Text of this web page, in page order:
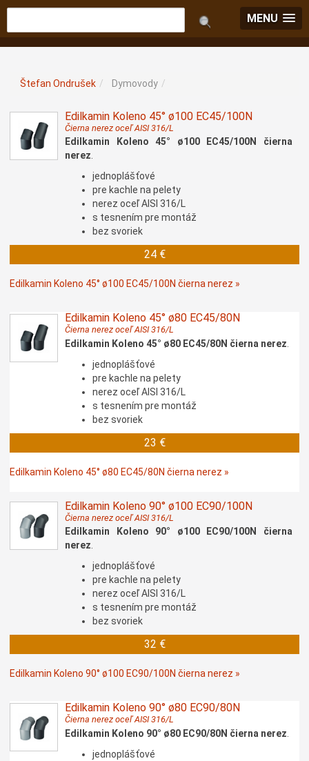
MENU
Štefan Ondrušek / Dymovody /
Edilkamin Koleno 45° ø100 EC45/100N
Čierna nerez oceľ AISI 316/L
Edilkamin Koleno 45° ø100 EC45/100N čierna
nerez.
jednoplášťové
pre kachle na pelety
nerez oceľ AISI 316/L
s tesnením pre montáž
bez svoriek
24 €
Edilkamin Koleno 45° ø100 EC45/100N čierna nerez »
Edilkamin Koleno 45° ø80 EC45/80N
Čierna nerez oceľ AISI 316/L
Edilkamin Koleno 45° ø80 EC45/80N čierna nerez
jednoplášťové
pre kachle na pelety
nerez oceľ AISI 316/L
s tesnením pre montáž
bez svoriek
23 €
Edilkamin Koleno 45° ø80 EC45/80N čierna nerez »
Edilkamin Koleno 90° ø100 EC90/100N
Čierna nerez oceľ AISI 316/L
Edilkamin Koleno 90° ø100 EC90/100N čierna
nerez
jednoplášťové
pre kachle na pelety
nerez oceľ AISI 316/L
s tesnením pre montáž
bez svoriek
32 €
Edilkamin Koleno 90° ø100 EC90/100N čierna nerez »
Edilkamin Koleno 90° ø80 EC90/80N
Čierna nerez oceľ AISI 316/L
Edilkamin Koleno 90° ø80 EC90/80N čierna nerez
jednoplášťové